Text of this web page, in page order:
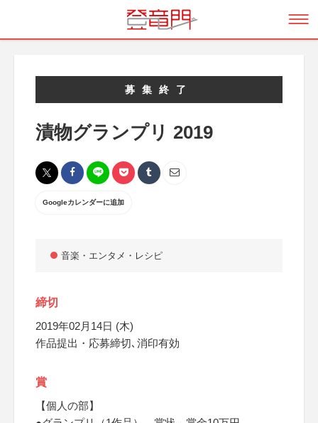
募集終了
漬物グランプリ 2019
Googleカレンダーに追加
音楽・エンタメ・レシピ
締切
2019年02月14日 (木)
作品提出・応募締切､消印有効
賞
【個人の部】